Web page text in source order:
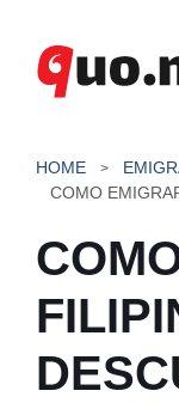
contenido
HOME